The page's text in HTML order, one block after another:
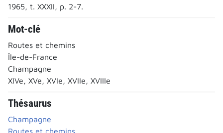
1965, t. XXXII, p. 2-7.
Mot-clé
Routes et chemins
Île-de-France
Champagne
XIVe, XVe, XVIe, XVIIe, XVIIIe
Thésaurus
Champagne
Routes et chemins